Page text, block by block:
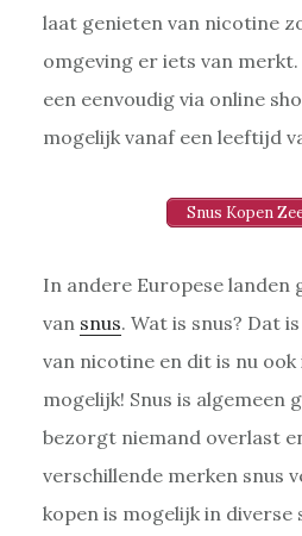
laat genieten van nicotine
omgeving er iets van merkt.
een eenvoudig via online
mogelijk vanaf een leeftijd
Snus Kopen
In andere Europese landen
van snus. Wat is snus? Dat
van nicotine en dit is nu ook
mogelijk! Snus is algemeen
bezorgt niemand overlast
verschillende merken snus
kopen is mogelijk in diverse